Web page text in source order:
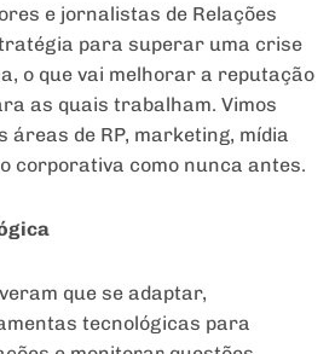
e jornalistas de Relações
para superar uma crise
o que vai melhorar a reputação
as quais trabalham. Vimos
áreas de RP, marketing, mídia
corporativa como nunca antes.
que se adaptar,
tecnológicas para